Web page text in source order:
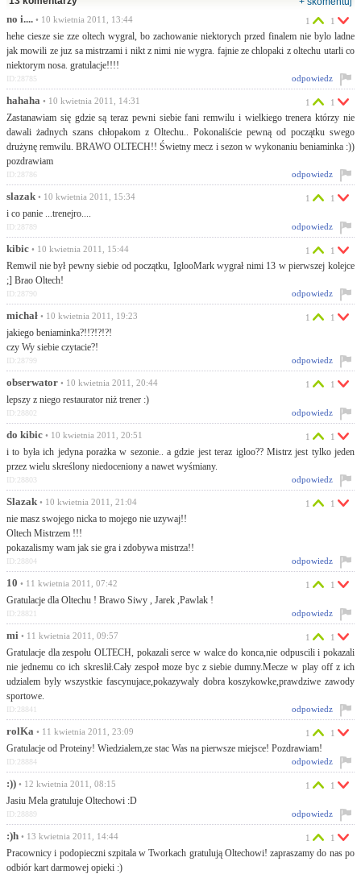
no i.... • 10 kwietnia 2011, 13:44
hehe ciesze sie zze oltech wygral, bo zachowanie niektorych przed finalem nie bylo ladne
jak mowili ze juz sa mistrzami i nikt z nimi nie wygra. fajnie ze chlopaki z oltechu utarli co
niektorym nosa. gratulacje!!!!
1 1
odpowiedz
ID:28785
hahaha • 10 kwietnia 2011, 14:31
Zastanawiam się gdzie są teraz pewni siebie fani remwilu i wielkiego trenera którzy nie
dawali żadnych szans chłopakom z Oltechu.. Pokonaliście pewną od początku swego
drużynę remwilu. BRAWO OLTECH!! Świetny mecz i sezon w wykonaniu beniaminka :))
pozdrawiam
1 1
odpowiedz
ID:28786
slazak • 10 kwietnia 2011, 15:34
i co panie ...trenejro....
1 1
odpowiedz
ID:28789
kibic • 10 kwietnia 2011, 15:44
Remwil nie był pewny siebie od początku, IglooMark wygrał nimi 13 w pierwszej kolejce
;] Brao Oltech!
1 1
odpowiedz
ID:28790
michał • 10 kwietnia 2011, 19:23
jakiego beniaminka?!!?!?!?!
czy Wy siebie czytacie?!
1 1
odpowiedz
ID:28799
obserwator • 10 kwietnia 2011, 20:44
lepszy z niego restaurator niż trener :)
1 1
odpowiedz
ID:28802
do kibic • 10 kwietnia 2011, 20:51
i to była ich jedyna porażka w sezonie.. a gdzie jest teraz igloo?? Mistrz jest tylko jeden
przez wielu skreślony niedoceniony a nawet wyśmiany.
1 1
odpowiedz
ID:28803
Slazak • 10 kwietnia 2011, 21:04
nie masz swojego nicka to mojego nie uzywaj!!
Oltech Mistrzem !!!
pokazalismy wam jak sie gra i zdobywa mistrza!!
1 1
odpowiedz
ID:28804
10 • 11 kwietnia 2011, 07:42
Gratulacje dla Oltechu ! Brawo Siwy , Jarek ,Pawlak !
1 1
odpowiedz
ID:28821
mi • 11 kwietnia 2011, 09:57
Gratulacje dla zespołu OLTECH, pokazali serce w walce do konca,nie odpuscili i pokazali
nie jednemu co ich skreslił.Cały zespoł moze byc z siebie dumny.Mecze w play off z ich
udzialem byly wszystkie fascynujace,pokazywaly dobra koszykowke,prawdziwe zawody
sportowe.
1 1
odpowiedz
ID:28841
rolKa • 11 kwietnia 2011, 23:09
Gratulacje od Proteiny! Wiedzialem,ze stac Was na pierwsze miejsce! Pozdrawiam!
1 1
odpowiedz
ID:28884
:)) • 12 kwietnia 2011, 08:15
Jasiu Mela gratuluje Oltechowi :D
1 1
odpowiedz
ID:28889
:)h • 13 kwietnia 2011, 14:44
Pracownicy i podopieczni szpitala w Tworkach gratulują Oltechowi! zapraszamy do nas po
odbiór kart darmowej opieki :)
1 1